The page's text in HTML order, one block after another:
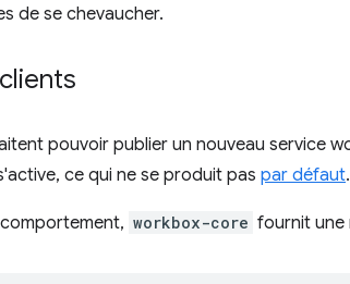
de se chevaucher.
pouvoir publier un nouveau service
ce qui ne se produit pas par défaut.
workbox-core fournit une